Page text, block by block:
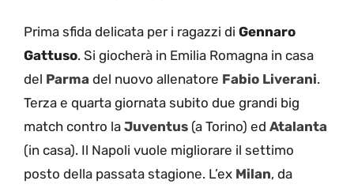
Prima sfida delicata per i ragazzi di Gennaro
Gattuso. Si giocherà in Emilia Romagna in casa
del Parma del nuovo allenatore Fabio Liverani.
Terza e quarta giornata subito due grandi big
match contro la Juventus (a Torino) ed Atalanta
(in casa). Il Napoli vuole migliorare il settimo
posto della passata stagione. L’ex Milan, da